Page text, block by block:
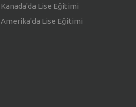
Kanada'da Lise Eğitimi
Amerika'da Lise Eğitimi